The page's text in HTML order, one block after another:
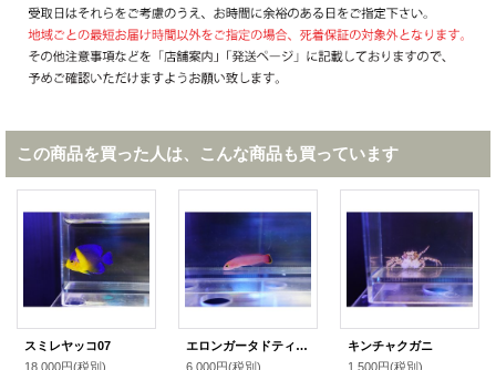
この商品を買った人は、こんな商品も買っています
スミレヤッコ07
18,000円(税別)
エロンガータドティーバック
6,000円(税別)
キンチャクガニ
1,500円(税別)